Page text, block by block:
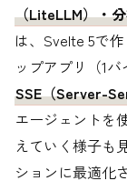
（LiteLLM）・
は、Svelte 5で
ップアプリ（1
SSE（Server-
エージェントを
えていく様子も
ションに最適化